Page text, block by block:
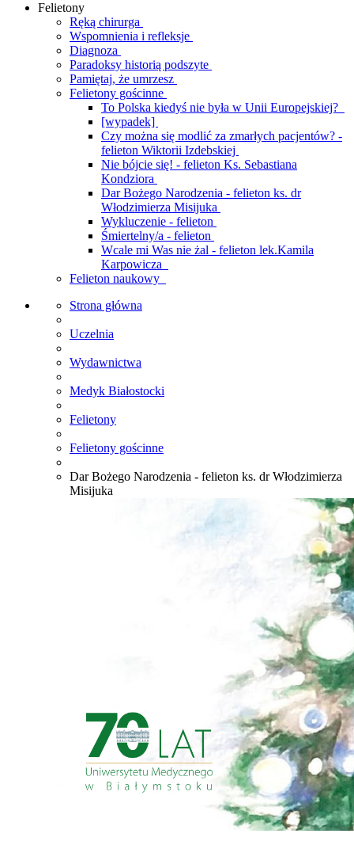
Felietony
Ręką chirurga
Wspomnienia i refleksje
Diagnoza
Paradoksy historią podszyte
Pamiętaj, że umrzesz
Felietony gościnne
To Polska kiedyś nie była w Unii Europejskiej?
[wypadek]
Czy można się modlić za zmarłych pacjentów? -
felieton Wiktorii Izdebskiej
Nie bójcie się! - felieton Ks. Sebastiana
Kondziora
Dar Bożego Narodzenia - felieton ks. dr
Włodzimierza Misijuka
Wykluczenie - felieton
Śmiertelny/a - felieton
Wcale mi Was nie żal - felieton lek.Kamila
Karpowicza
Felieton naukowy
Strona główna
Uczelnia
Wydawnictwa
Medyk Białostocki
Felietony
Felietony gościnne
Dar Bożego Narodzenia - felieton ks. dr Włodzimierza
Misijuka